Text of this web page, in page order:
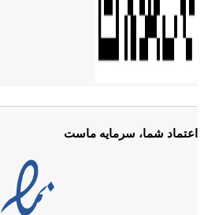
اعتماد شما، سرمایه ماست